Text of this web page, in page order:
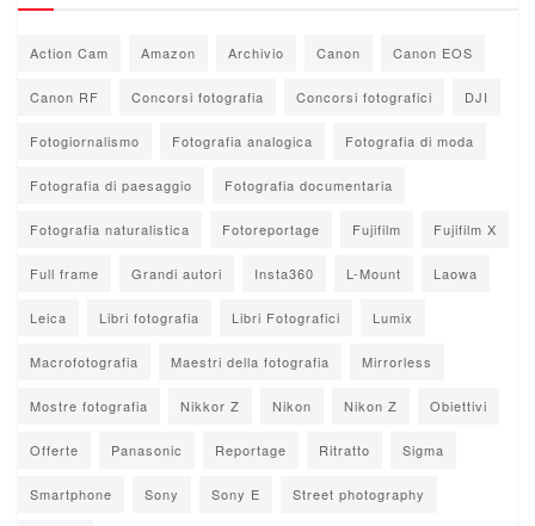
Action Cam Amazon Archivio Canon Canon EOS
Canon RF Concorsi fotografia Concorsi fotografici DJI
Fotogiornalismo Fotografia analogica Fotografia di moda
Fotografia di paesaggio Fotografia documentaria
Fotografia naturalistica Fotoreportage Fujifilm Fujifilm X
Full frame Grandi autori Insta360 L-Mount Laowa
Leica Libri fotografia Libri Fotografici Lumix
Macrofotografia Maestri della fotografia Mirrorless
Mostre fotografia Nikkor Z Nikon Nikon Z Obiettivi
Offerte Panasonic Reportage Ritratto Sigma
Smartphone Sony Sony E Street photography